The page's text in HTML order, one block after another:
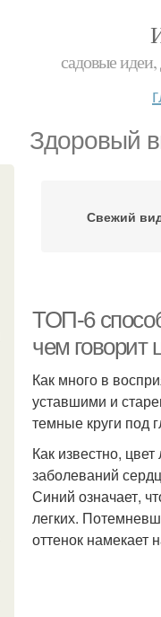
садовые
Здоровый
Свежий
ТОП-6
чем говорит
Как много в
уставшими и
темные круги под
Как известно,
заболеваний
Синий означает,
легких.
оттенок